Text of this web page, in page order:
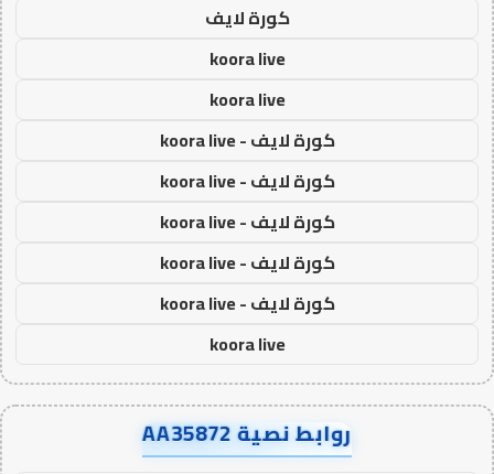
كورة لايف
koora live
koora live
كورة لايف - koora live
كورة لايف - koora live
كورة لايف - koora live
كورة لايف - koora live
كورة لايف - koora live
koora live
روابط نصية AA35872